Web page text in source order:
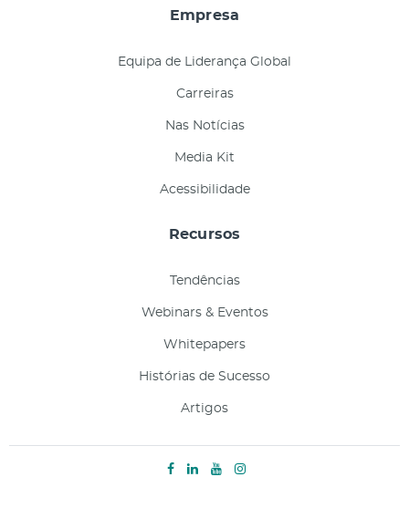
Empresa
Equipa de Liderança Global
Carreiras
Nas Notícias
Media Kit
Acessibilidade
Recursos
Tendências
Webinars & Eventos
Whitepapers
Histórias de Sucesso
Artigos